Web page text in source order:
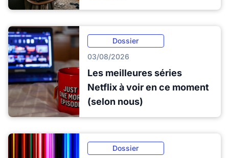
Dossier
03/08/2026
Les meilleures séries
Netflix à voir en ce moment
(selon nous)
Dossier